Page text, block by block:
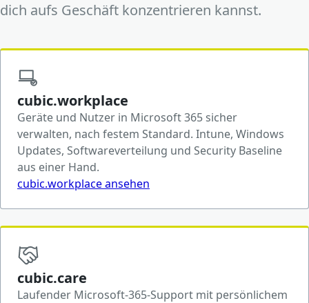
dich aufs Geschäft konzentrieren kannst.
cubic.workplace
Geräte und Nutzer in Microsoft 365 sicher
verwalten, nach festem Standard. Intune, Windows
Updates, Softwareverteilung und Security Baseline
aus einer Hand.
cubic.workplace ansehen
cubic.care
Laufender Microsoft-365-Support mit persönlichem